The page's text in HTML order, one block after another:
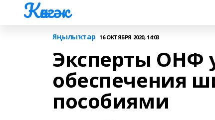
Көнгәк
Яңылыҡтар 16 ОКТЯБРЯ 2020, 14:03
Эксперты ОНФ
обеспечения
пособиями